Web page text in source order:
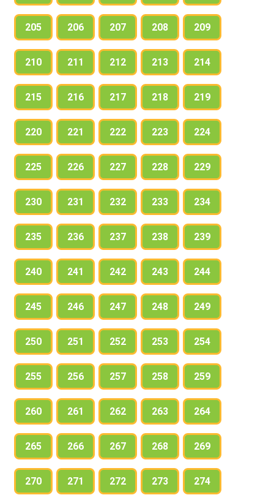
205 206 207 208 209
210 211 212 213 214
215 216 217 218 219
220 221 222 223 224
225 226 227 228 229
230 231 232 233 234
235 236 237 238 239
240 241 242 243 244
245 246 247 248 249
250 251 252 253 254
255 256 257 258 259
260 261 262 263 264
265 266 267 268 269
270 271 272 273 274